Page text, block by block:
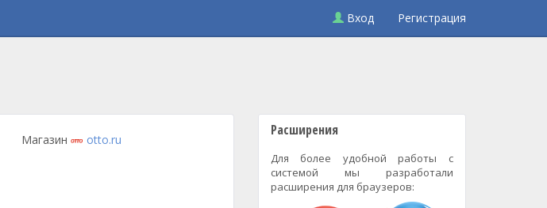
Вход Регистрация
Магазин otto.ru
Расширения
Для более удобной работы с
системой мы разработали
расширения для браузеров: